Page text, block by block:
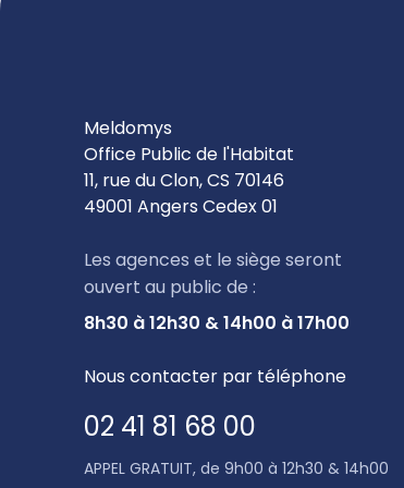
Meldomys
Office Public de l'Habitat
11, rue du Clon, CS 70146
49001 Angers Cedex 01
Les agences et le siège seront
ouvert au public de :
8h30 à 12h30 & 14h00 à 17h00
Nous contacter par téléphone
02 41 81 68 00
APPEL GRATUIT, de 9h00 à 12h30 & 14h00